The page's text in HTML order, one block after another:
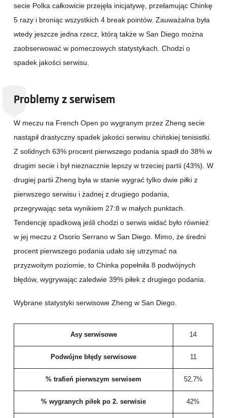
secie Polka całkowicie przejęła inicjatywę, przełamując Chinkę
5 razy i broniąc wszystkich 4 break pointów. Zauważalna była
wtedy jeszcze jedna rzecz, którą także w San Diego można
zaobserwować w pomeczowych statystykach. Chodzi o
spadek jakości serwisu.
Problemy z serwisem
W meczu na French Open po wygranym przez Zheng secie
nastąpił drastyczny spadek jakości serwisu chińskiej tenisistki.
Z solidnych 63% procent pierwszego podania spadł do 38% w
drugim secie i był nieznacznie lepszy w trzeciej partii (43%). W
drugiej partii Zheng była w stanie wygrać tylko dwie piłki z
pierwszego serwisu i żadnej z drugiego podania,
przegrywając seta wynikiem 27:8 w małych punktach.
Tendencję spadkową jeśli chodzi o serwis widać było również
w jej meczu z Osorio Serrano w San Diego. Mimo, że średni
procent pierwszego podania udało się utrzymać na
przyzwoitym poziomie, to Chinka popełniła 8 podwójnych
błędów, wygrywając zaledwie 39% piłek z drugiego podania.
Wybrane statystyki serwisowe Zheng w San Diego.
Asy serwisowe 14
Podwójne błędy serwisowe 11
% trafień pierwszym serwisem 52,7%
% wygranych piłek po 2. serwisie 42%